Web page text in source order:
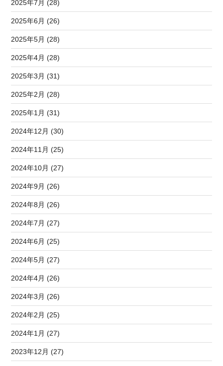
2025年7月 (28)
2025年6月 (26)
2025年5月 (28)
2025年4月 (28)
2025年3月 (31)
2025年2月 (28)
2025年1月 (31)
2024年12月 (30)
2024年11月 (25)
2024年10月 (27)
2024年9月 (26)
2024年8月 (26)
2024年7月 (27)
2024年6月 (25)
2024年5月 (27)
2024年4月 (26)
2024年3月 (26)
2024年2月 (25)
2024年1月 (27)
2023年12月 (27)